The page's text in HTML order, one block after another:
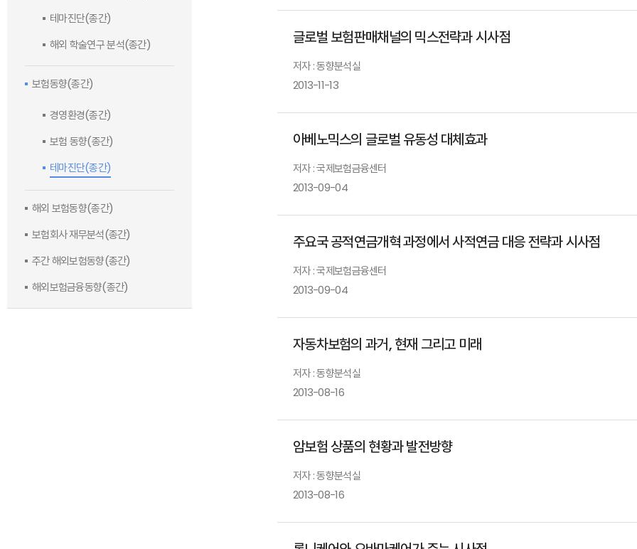
테마진단(종간)
해외 학술연구 분석(종간)
보험동향(종간)
경영환경(종간)
보험 동향(종간)
테마진단(종간)
해외 보험동향(종간)
보험회사 재무분석(종간)
주간 해외보험동향(종간)
해외보험금융동향(종간)
글로벌 보험판매채널의 믹스전략과 시사점
저자 : 동향분석실
2013-11-13
아베노믹스의 글로벌 유동성 대체효과
저자 : 국제보험금융센터
2013-09-04
주요국 공적연금개혁 과정에서 사적연금 대응 전략과 시사점
저자 : 국제보험금융센터
2013-09-04
자동차보험의 과거, 현재 그리고 미래
저자 : 동향분석실
2013-08-16
암보험 상품의 현황과 발전방향
저자 : 동향분석실
2013-08-16